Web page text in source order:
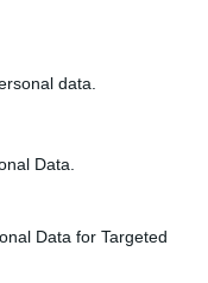
data.
Data.
Data for Targeted
nő, már felsős lesz.
Sue már másodéves
megválasztott Axl-t
miközben
méltóan vakoldalról..:)
Az apuka, Mike életét
ő inkább a